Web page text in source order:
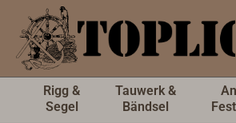
springen
Rigg &
Segel
Tauwerk &
Bändsel